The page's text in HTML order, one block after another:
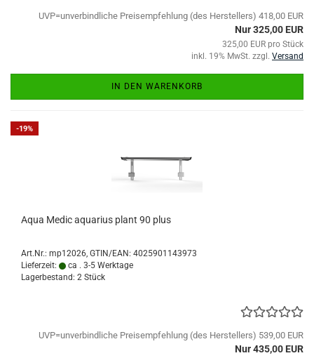
UVP=unverbindliche Preisempfehlung (des Herstellers) 418,00 EUR
Nur 325,00 EUR
325,00 EUR pro Stück
inkl. 19% MwSt. zzgl. Versand
IN DEN WARENKORB
-19%
Aqua Medic aquarius plant 90 plus
Art.Nr.: mp12026 GTIN/EAN: 4025901143973
Lieferzeit:
ca . 3-5 Werktage
Lagerbestand: 2 Stück
UVP=unverbindliche Preisempfehlung (des Herstellers) 539,00 EUR
Nur 435,00 EUR